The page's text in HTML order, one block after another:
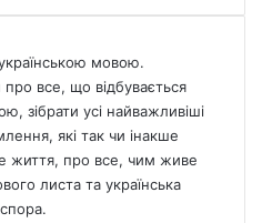
мовою.
все, що відбувається
зібрати усі найважливіші
які так чи інакше
життя, про все, чим живе
листа та українська